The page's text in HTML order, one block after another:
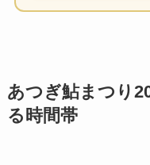
あつぎ鮎まつり
る時間帯